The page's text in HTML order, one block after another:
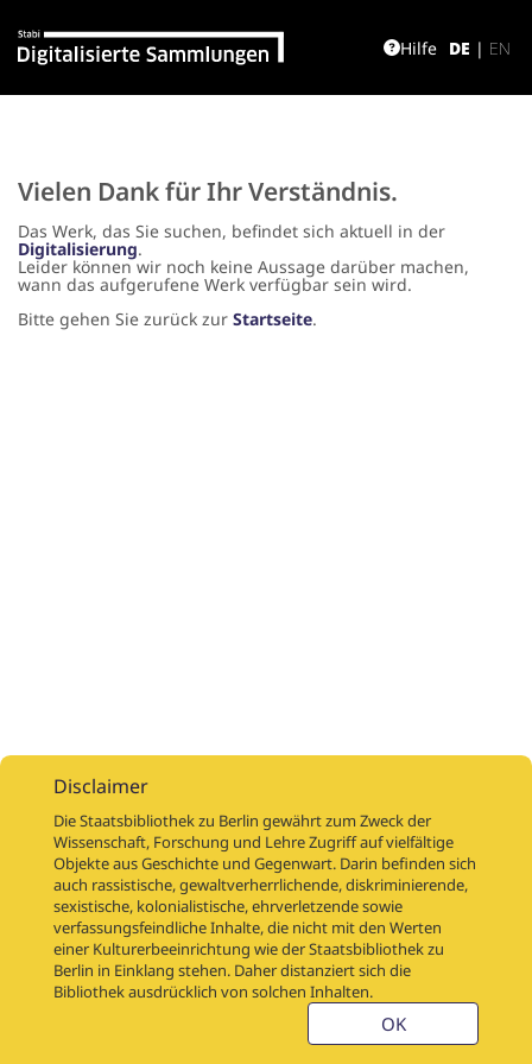
DE | EN
Hilfe
Vielen Dank für Ihr Verständnis.
Das Werk, das Sie suchen, befindet sich aktuell in der
Digitalisierung.
Leider können wir noch keine Aussage darüber machen,
wann das aufgerufene Werk verfügbar sein wird.
Bitte gehen Sie zurück zur Startseite.
DigitalisierungsaufträgeÜberDigitalisierungsprojekteLinks
DigiworkflowWeitere digitalisierte Bestände
Kontakt
Nutzungsbedingungen
Startseite der SBB
Stabikat
Weitere Kataloge der SBB
Disclaimer
Die Staatsbibliothek zu Berlin gewährt zum Zweck der
Wissenschaft, Forschung und Lehre Zugriff auf vielfältige
Objekte aus Geschichte und Gegenwart. Darin befinden sich
auch rassistische, gewaltverherrlichende, diskriminierende,
sexistische, kolonialistische, ehrverletzende sowie
verfassungsfeindliche Inhalte, die nicht mit den Werten
einer Kulturerbeeinrichtung wie der Staatsbibliothek zu
Berlin in Einklang stehen. Daher distanziert sich die
Bibliothek ausdrücklich von solchen Inhalten.
OK